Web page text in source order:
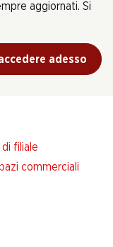
aggiornati. Si
adesso
di filiale
commerciali